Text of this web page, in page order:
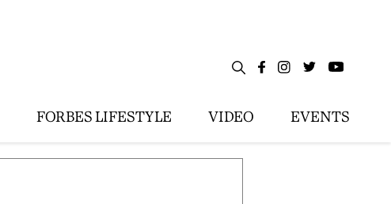
FORBES LIFESTYLE VIDEO EVENTS